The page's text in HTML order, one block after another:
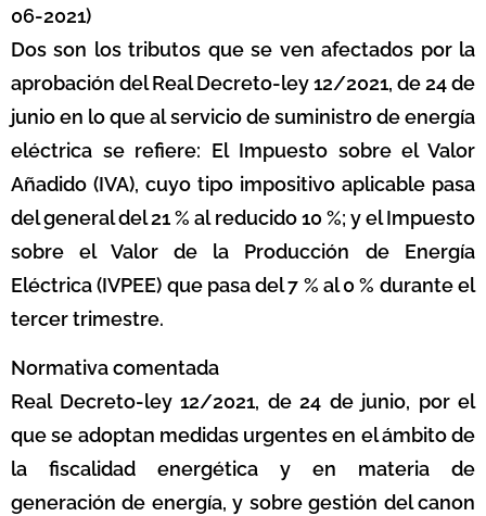
06-2021)
Dos son los tributos que se ven afectados por la
aprobación del Real Decreto-ley 12/2021, de 24 de
junio en lo que al servicio de suministro de energía
eléctrica se refiere: El Impuesto sobre el Valor
Añadido (IVA), cuyo tipo impositivo aplicable pasa
del general del 21 % al reducido 10 %; y el Impuesto
sobre el Valor de la Producción de Energía
Eléctrica (IVPEE) que pasa del 7 % al 0 % durante el
tercer trimestre.
Normativa comentada
Real Decreto-ley 12/2021, de 24 de junio, por el
que se adoptan medidas urgentes en el ámbito de
la fiscalidad energética y en materia de
generación de energía, y sobre gestión del canon